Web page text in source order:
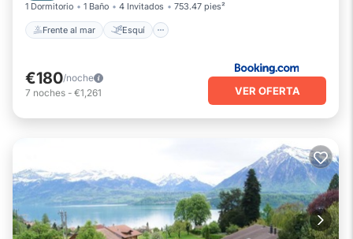
1 Dormitorio 1 Baño 4 Invitados 753.47 pies²
Frente al mar Esquí
€180/noche
7 noches - €1,261 VER OFERTA